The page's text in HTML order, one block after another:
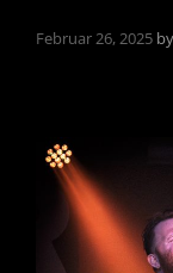
Februar 26, 2025 by